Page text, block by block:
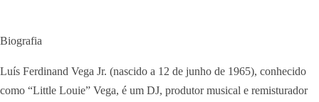
Biografia
Luís Ferdinand Vega Jr. (nascido a 12 de junho de 1965), conhecido
como “Little Louie” Vega, é um DJ, produtor musical e remisturador